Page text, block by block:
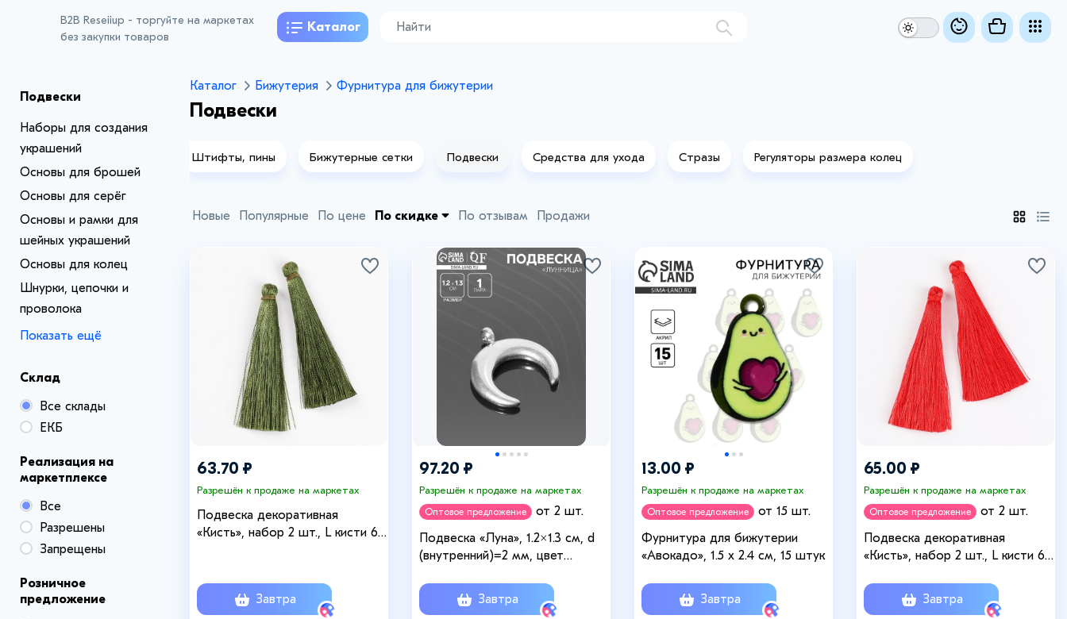
B2B Reseiiup - торгуйте на маркетах
без закупки товаров
Каталог
Подвески
Наборы для создания
украшений
Основы для брошей
Основы для серёг
Основы и рамки для
шейных украшений
Основы для колец
Шнурки, цепочки и
проволока
Показать ещё
Склад
Все склады
ЕКБ
Реализация на
маркетплексе
Все
Разрешены
Запрещены
Розничное
предложение
Каталог Бижутерия Фурнитура для бижутерии
Подвески
кольца и элементы Штифты, пины Бижутерные сетки Подвески Средства для ухода Стразы Регуляторы размера колец
Новые Популярные По цене По скидке По отзывам Продажи
63.70 ₽
Разрешён к продаже на маркетах
Подвеска декоративная
«Кисть», набор 2 шт., L кисти 6,5
Завтра
97.20 ₽
Разрешён к продаже на маркетах
Оптовое предложение
от 2 шт.
Подвеска «Луна», 1.2×1.3 см, d
(внутренний)=2 мм, цвет
Завтра
13.00 ₽
Разрешён к продаже на маркетах
Оптовое предложение
от 15 шт.
Фурнитура для бижутерии
«Авокадо», 1.5 х 2.4 см, 15 штук
Завтра
65.00 ₽
Разрешён к продаже на маркетах
Оптовое предложение
от 2 шт.
Подвеска декоративная
«Кисть», набор 2 шт., L кисти 6,5
Завтра